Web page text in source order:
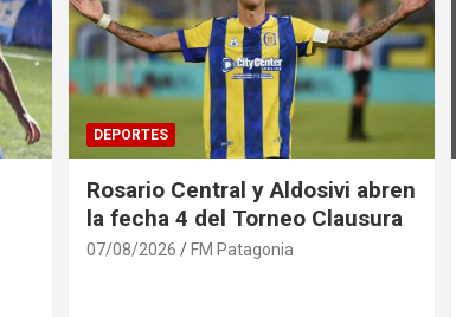
DEPORTES
Rosario Central y Aldosivi abren
la fecha 4 del Torneo Clausura
07/08/2026 FM Patagonia